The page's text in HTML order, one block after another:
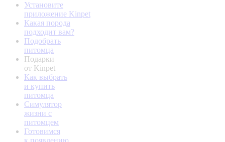
Установите
приложение Kinpet
Какая порода
подходит вам?
Подобрать
питомца
Подарки
от Kinpet
Как выбрать
и купить
питомца
Симулятор
жизни с
питомцем
Готовимся
к появлению